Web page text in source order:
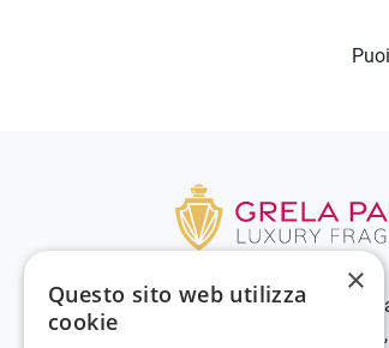
Grela Parfum -
C.so Vittorio Emanuele
×
Questo sito web utilizza
cookie